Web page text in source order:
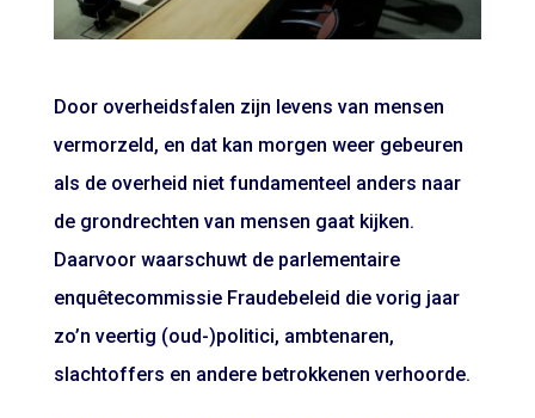
Door overheidsfalen zijn levens van mensen
vermorzeld, en dat kan morgen weer gebeuren
als de overheid niet fundamenteel anders naar
de grondrechten van mensen gaat kijken.
Daarvoor waarschuwt de parlementaire
enquêtecommissie Fraudebeleid die vorig jaar
zo’n veertig (oud-)politici, ambtenaren,
slachtoffers en andere betrokkenen verhoorde.